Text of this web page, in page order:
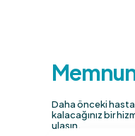
Daha önceki
kalacağınız bir
ulaşın.